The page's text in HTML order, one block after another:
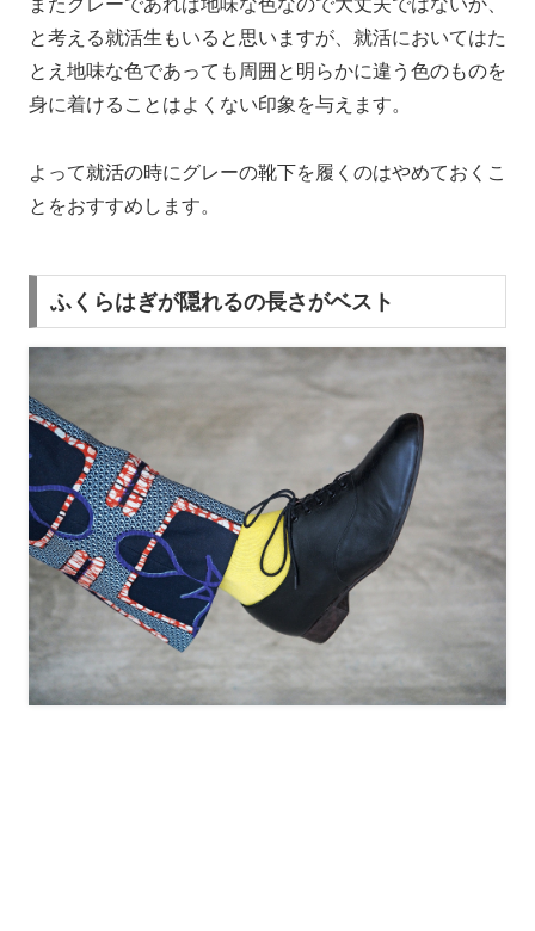
と考える就活生もいると思いますが、就活においてはた
とえ地味な色であっても周囲と明らかに違う色のものを
身に着けることはよくない印象を与えます。
よって就活の時にグレーの靴下を履くのはやめておくこ
とをおすすめします。
ふくらはぎが隠れるの長さがベスト